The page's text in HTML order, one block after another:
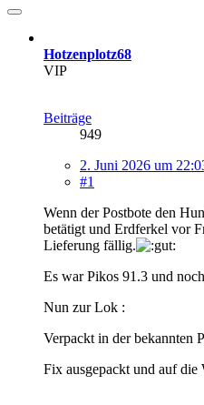
Hotzenplotz68
VIP
Beiträge
949
2. Juni 2026 um
#1
Wenn der Postbote den
betätigt und Erdferkel vor
Lieferung fällig.
Es war Pikos 91.3 und
Nun zur Lok :
Verpackt in der bekannten
Fix ausgepackt und auf die